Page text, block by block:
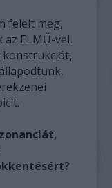
felelt meg,
ELMŰ-vel,
konstrukciót,